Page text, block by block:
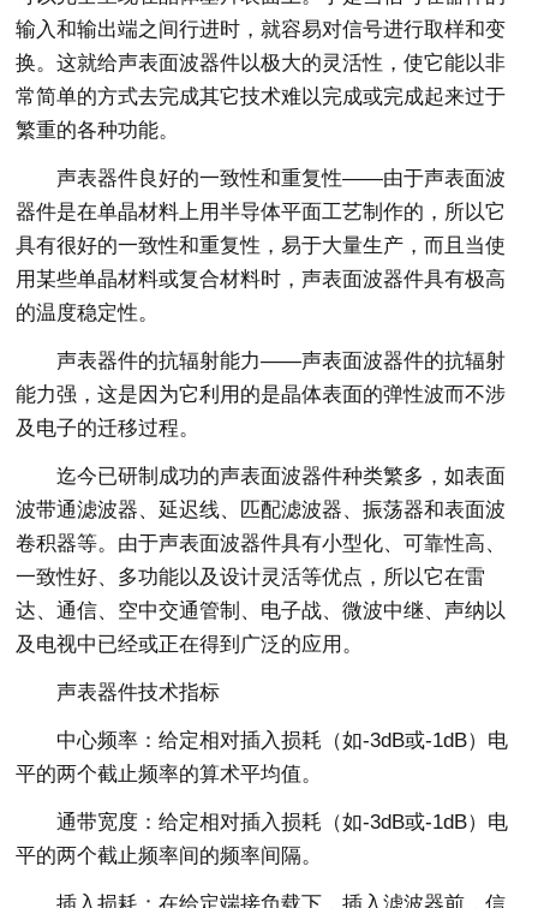
输入和输出端之间行进时，就容易对信号进行取样和变
换。这就给声表面波器件以极大的灵活性，使它能以非
常简单的方式去完成其它技术难以完成或完成起来过于
繁重的各种功能。
声表器件良好的一致性和重复性——由于声表面波
器件是在单晶材料上用半导体平面工艺制作的，所以它
具有很好的一致性和重复性，易于大量生产，而且当使
用某些单晶材料或复合材料时，声表面波器件具有极高
的温度稳定性。
声表器件的抗辐射能力——声表面波器件的抗辐射
能力强，这是因为它利用的是晶体表面的弹性波而不涉
及电子的迁移过程。
迄今已研制成功的声表面波器件种类繁多，如表面
波带通滤波器、延迟线、匹配滤波器、振荡器和表面波
卷积器等。由于声表面波器件具有小型化、可靠性高、
一致性好、多功能以及设计灵活等优点，所以它在雷
达、通信、空中交通管制、电子战、微波中继、声纳以
及电视中已经或正在得到广泛的应用。
声表器件技术指标
中心频率：给定相对插入损耗（如-3dB或-1dB）电
平的两个截止频率的算术平均值。
通带宽度：给定相对插入损耗（如-3dB或-1dB）电
平的两个截止频率间的频率间隔。